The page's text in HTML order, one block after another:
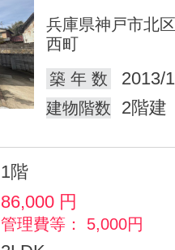
兵庫県神戸市北
西町
築 年 数
2013/
建物階数 2階建
1階
86,000 円
管理費等： 5,000円